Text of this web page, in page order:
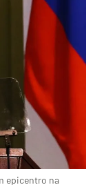
epicentro na